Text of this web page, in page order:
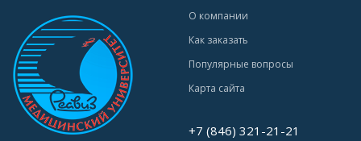
О компании
Как заказать
Популярные вопросы
Карта сайта
+7 (846) 321-21-21